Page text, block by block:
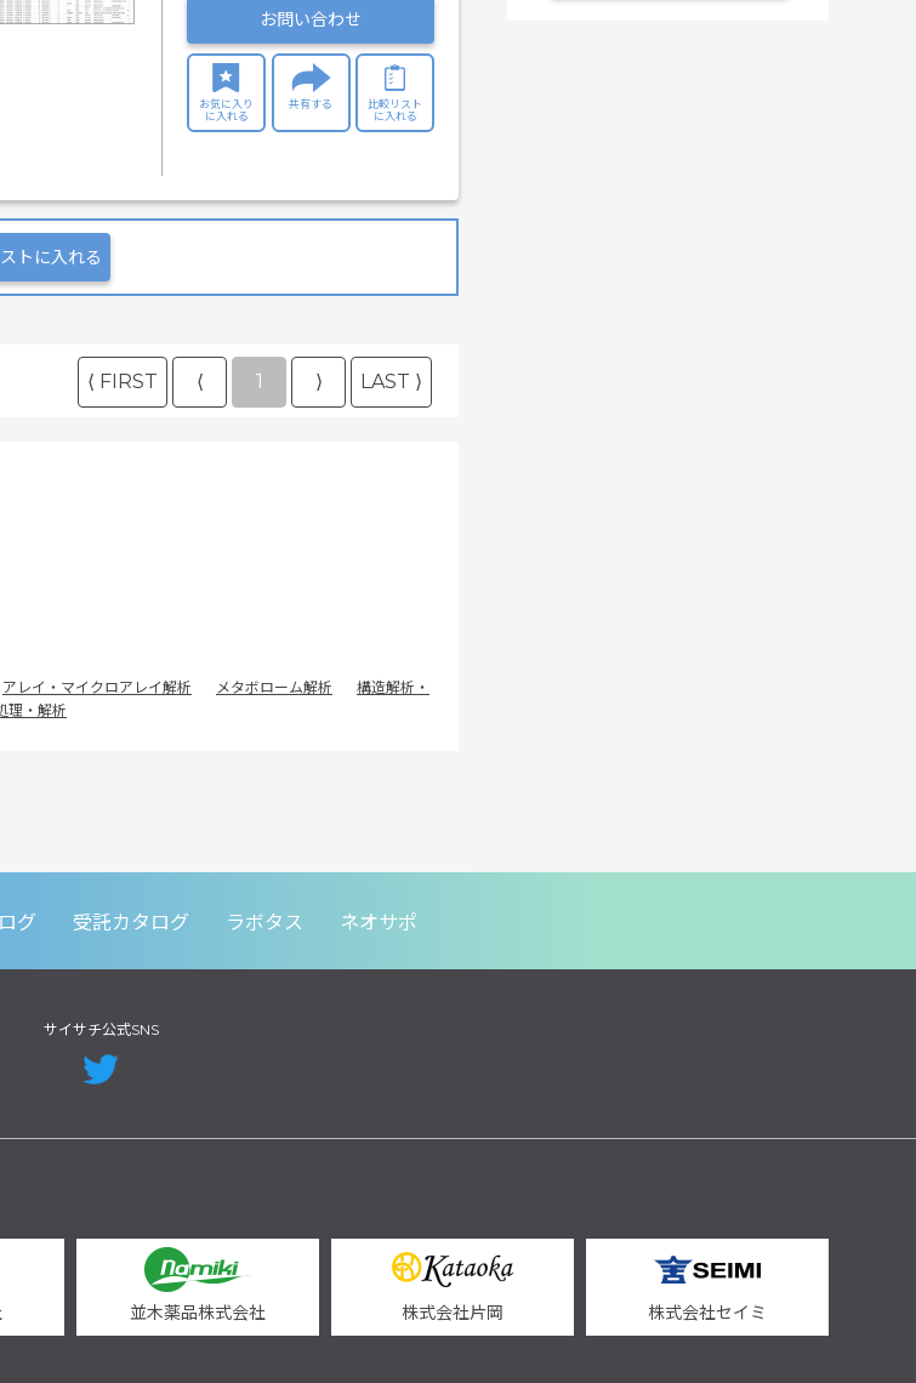
お問い合わせ
お気に入り
に入れる
共有する
比較リスト
に入れる
トに入れる
⟨ FIRST ⟨ 1 ⟩ LAST ⟩
アレイ・マイクロアレイ解析 メタボローム解析
構造解析・
理・解析
グ 受託カタログ ラボタス ネオサポ
サイサチ公式SNS
並木薬品株式会社 株式会社片岡 株式会社セイミ